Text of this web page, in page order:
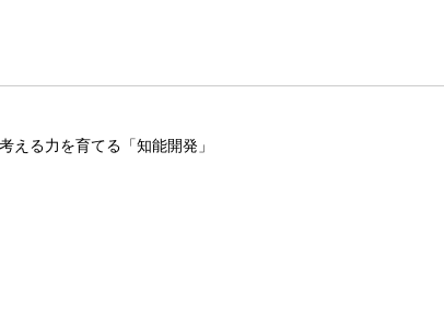
える力を育てる「知能開発」